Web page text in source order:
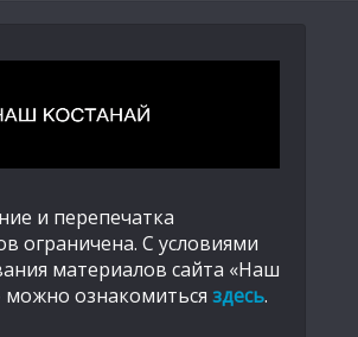
и перепечатка
ограничена. С условиями
материалов сайта «Наш
можно ознакомиться здесь.